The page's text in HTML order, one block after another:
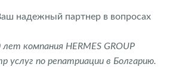
надежный партнер в вопросах
компания HERMES GROUP
услуг по репатриации в Болгарию.